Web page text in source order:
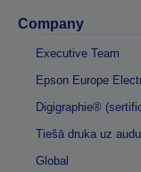
Company
Executive Team
Epson Europe
Digigraphie®
Tiešā druka uz
Global